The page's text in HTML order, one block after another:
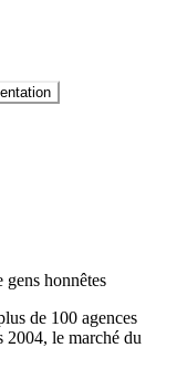
gens honnêtes
de 100 agences
2004, le marché du